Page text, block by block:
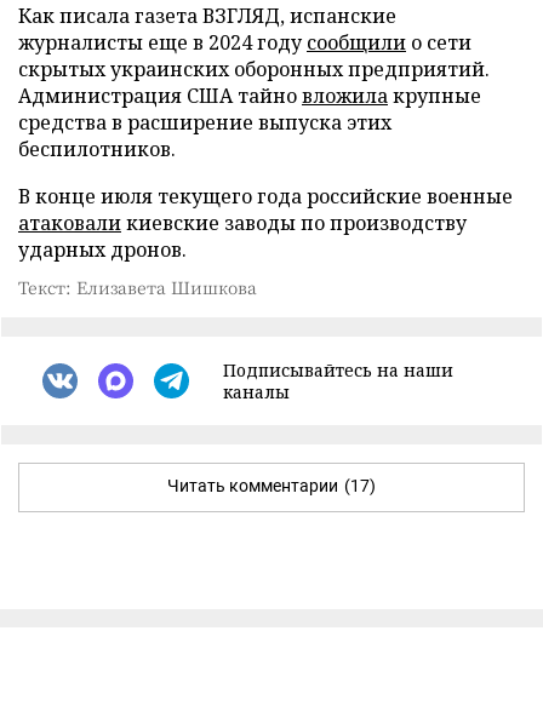
Как писала газета ВЗГЛЯД, испанские
журналисты еще в 2024 годусообщили о сети
скрытых украинских оборонных предприятий.
Администрация США тайновложилакрупные
средства в расширение выпуска этих
беспилотников.
В конце июля текущего года российские военные
атаковаликиевские заводы по производству
ударных дронов.
Текст: Елизавета Шишкова
Подписывайтесь на наши
каналы
Читать комментарии (17)